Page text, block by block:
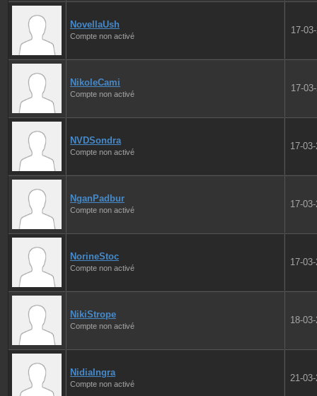
NovellaUsh
Compte non activé
17-
NikoleCami
Compte non activé
17-
NVDSondra
Compte non activé
17-
NganPadbur
Compte non activé
17-
NorineStoc
Compte non activé
17-
NikiStrope
Compte non activé
18-
NidiaIngra
Compte non activé
21-